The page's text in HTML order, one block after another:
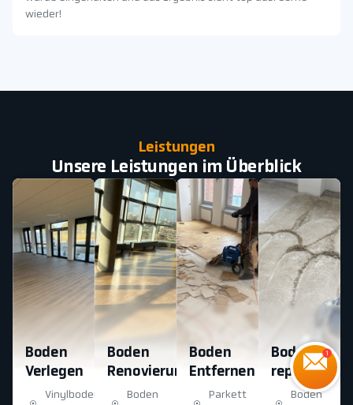
wieder!
Leistungen
Unsere Leistungen im Überblick
Boden
Verlegen
Vinylboden
Boden
Renovierung
Boden
Boden
Entfernen
Parkett
Boden
reparatur
Boden